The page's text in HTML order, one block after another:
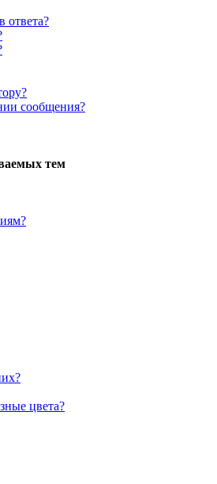
ответа?
сообщения?
тем
цвета?